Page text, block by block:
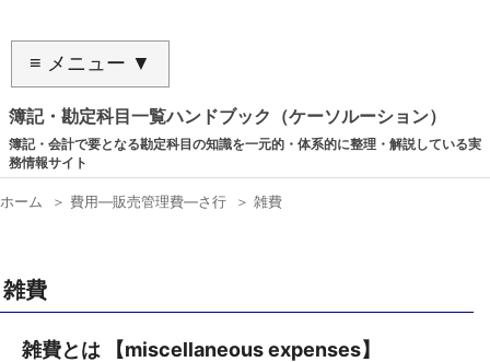
≡ メニュー ▼
簿記・勘定科目一覧ハンドブック（ケーソルーション）
簿記・会計で要となる勘定科目の知識を一元的・体系的に整理・解説している実
務情報サイト
ホーム ＞ 費用―販売管理費―さ行 ＞ 雑費
雑費
雑費とは 【miscellaneous expenses】